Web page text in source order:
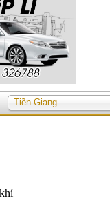
Tiền Giang